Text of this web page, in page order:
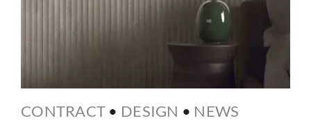
CONTRACT • DESIGN • NEWS